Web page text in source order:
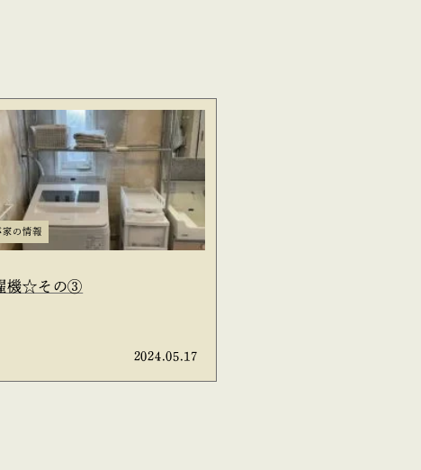
家の情報
機☆その③
2024.05.17